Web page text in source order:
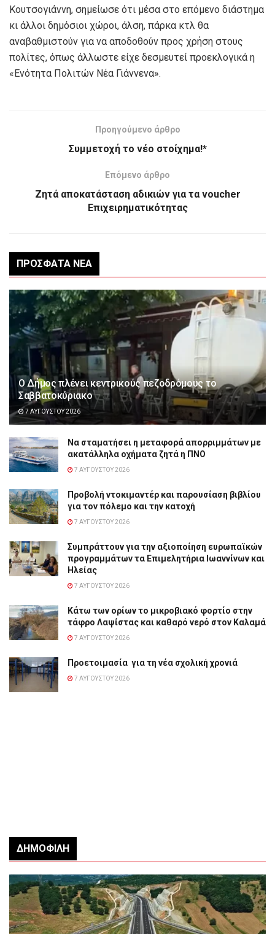
Κουτσογιάννη, σημείωσε ότι μέσα στο επόμενο διάστημα
κι άλλοι δημόσιοι χώροι, άλση, πάρκα κτλ θα
αναβαθμιστούν για να αποδοθούν προς χρήση στους
πολίτες, όπως άλλωστε είχε δεσμευτεί προεκλογικά η
«Ενότητα Πολιτών Νέα Γιάννενα».
Προηγούμενο άρθρο
Συμμετοχή το νέο στοίχημα!*
Επόμενο άρθρο
Ζητά αποκατάσταση αδικιών για τα voucher
Επιχειρηματικότητας
ΠΡΌΣΦΑΤΑ ΝΈΑ
Ο Δήμος πλένει κεντρικούς πεζοδρόμους το
Σαββατοκύριακο
7 ΑΥΓΟΎΣΤΟΥ 2026
Να σταματήσει η μεταφορά απορριμμάτων με
ακατάλληλα οχήματα ζητά η ΠΝΟ
7 ΑΥΓΟΎΣΤΟΥ 2026
Προβολή ντοκιμαντέρ και παρουσίαση βιβλίου
για τον πόλεμο και την κατοχή
7 ΑΥΓΟΎΣΤΟΥ 2026
Συμπράττουν για την αξιοποίηση ευρωπαϊκών
προγραμμάτων τα Επιμελητήρια Ιωαννίνων και
Ηλείας
7 ΑΥΓΟΎΣΤΟΥ 2026
Κάτω των ορίων το μικροβιακό φορτίο στην
τάφρο Λαψίστας και καθαρό νερό στον Καλαμά
7 ΑΥΓΟΎΣΤΟΥ 2026
Προετοιμασία για τη νέα σχολική χρονιά
7 ΑΥΓΟΎΣΤΟΥ 2026
ΔΗΜΟΦΙΛΉ